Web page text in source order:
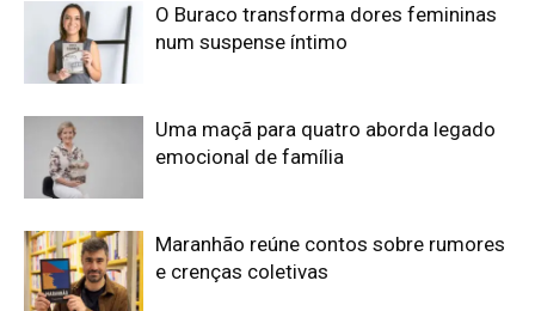
O Buraco transforma dores femininas
num suspense íntimo
Uma maçã para quatro aborda legado
emocional de família
Maranhão reúne contos sobre rumores
e crenças coletivas